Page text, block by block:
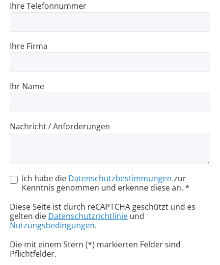
Ihre Telefonnummer
Ihre Firma
Ihr Name
Nachricht / Anforderungen
Ich habe die Datenschutzbestimmungen zur
Kenntnis genommen und erkenne diese an. *
Diese Seite ist durch reCAPTCHA geschützt und es
gelten die Datenschutzrichtlinie und
Nutzungsbedingungen.
Die mit einem Stern (*) markierten Felder sind
Pflichtfelder.